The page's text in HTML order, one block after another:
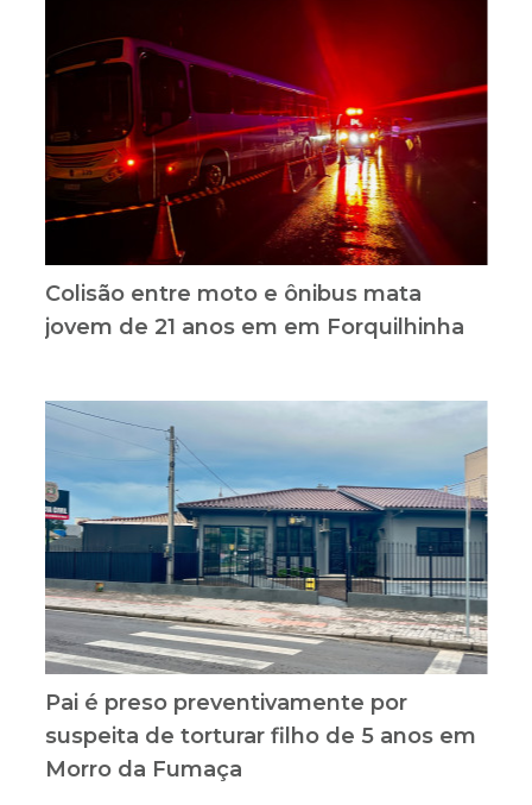
Colisão entre moto e ônibus mata
jovem de 21 anos em em Forquilhinha
Pai é preso preventivamente por
suspeita de torturar filho de 5 anos em
Morro da Fumaça